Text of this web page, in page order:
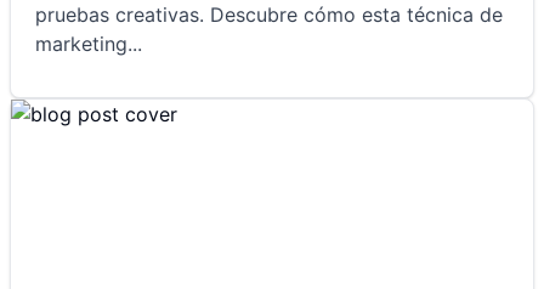
pruebas creativas. Descubre cómo esta técnica de
marketing...